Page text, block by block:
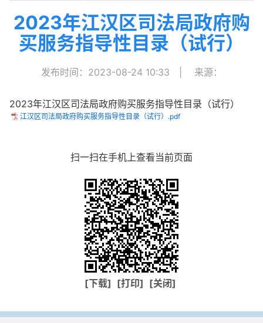
2023年江汉区司法局政府购
买服务指导性目录（试行）
发布时间：2023-08-24 10:33 来源：
2023年江汉区司法局政府购买服务指导性目录（试行）
江汉区司法局政府购买服务指导性目录（试行）.pdf
扫一扫在手机上查看当前页面
[下载] [打印] [关闭]